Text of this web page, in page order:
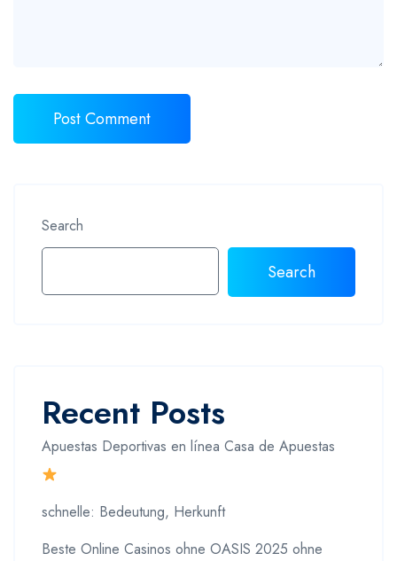
Search
Search
Recent Posts
Apuestas Deportivas en línea Casa de Apuestas
schnelle: Bedeutung, Herkunft
Beste Online Casinos ohne OASIS 2025 ohne